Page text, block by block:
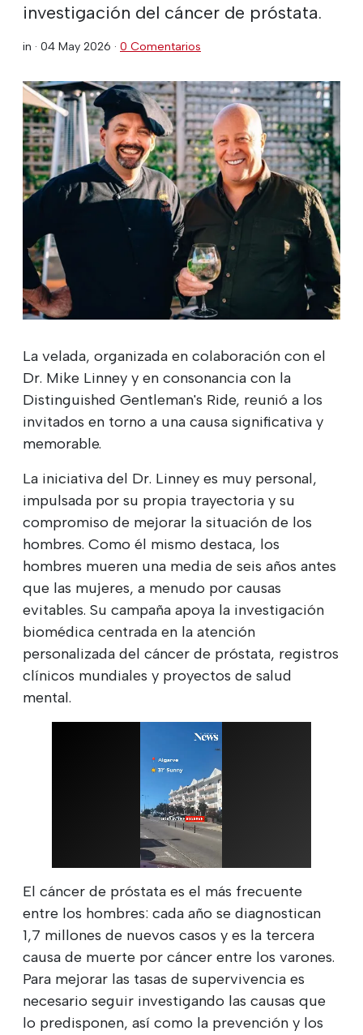
investigación del cáncer de próstata.
in · 04 May 2026 · 0 Comentarios
La velada, organizada en colaboración con el
Dr. Mike Linney y en consonancia con la
Distinguished Gentleman's Ride, reunió a los
invitados en torno a una causa significativa y
memorable.
La iniciativa del Dr. Linney es muy personal,
impulsada por su propia trayectoria y su
compromiso de mejorar la situación de los
hombres. Como él mismo destaca, los
hombres mueren una media de seis años antes
que las mujeres, a menudo por causas
evitables. Su campaña apoya la investigación
biomédica centrada en la atención
personalizada del cáncer de próstata, registros
clínicos mundiales y proyectos de salud
mental.
El cáncer de próstata es el más frecuente
entre los hombres: cada año se diagnostican
1,7 millones de nuevos casos y es la tercera
causa de muerte por cáncer entre los varones.
Para mejorar las tasas de supervivencia es
necesario seguir investigando las causas que
lo predisponen, así como la prevención y los